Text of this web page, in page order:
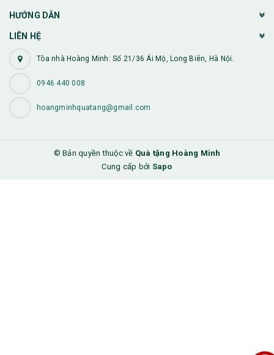
HƯỚNG DẪN
LIÊN HỆ
Tòa nhà Hoàng Minh: Số 21/36 Ái Mộ, Long Biên, Hà Nội.
0946 440 008
hoangminhquatang@gmail.com
© Bản quyền thuộc về Quà tặng Hoàng Minh
Cung cấp bởi Sapo